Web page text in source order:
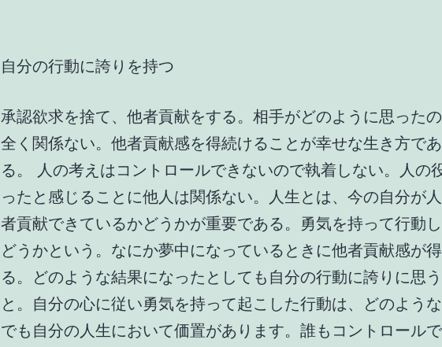
自分の行動に誇りを持つ
承認欲求を捨て、他者貢献をする。相手がどのように思った
全く関係ない。他者貢献感を得続けることが幸せな生き方であ
る。 人の考えはコントロールできないので執着しない。人の
ったと感じることに他人は関係ない。人生とは、今の自分が
者貢献できているかどうかが重要である。勇気を持って行動
どうかという。なにか夢中になっているときに他者貢献感が
る。どのような結果になったとしても自分の行動に誇りに思
と。自分の心に従い勇気を持って起こした行動は、どのよう
でも自分の人生において価置があります。誰もコントロール